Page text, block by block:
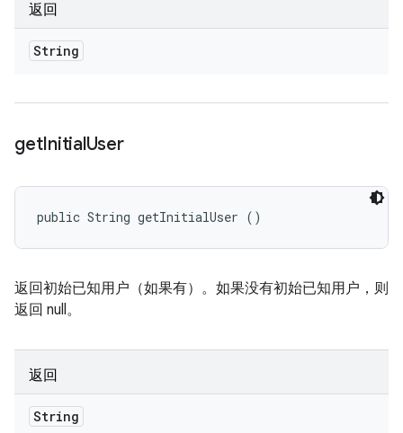
返回
String
getInitialUser
public String getInitialUser ()
返回初始已知用户（如果有）。如果没有初始已知用户，则
返回 null。
返回
String